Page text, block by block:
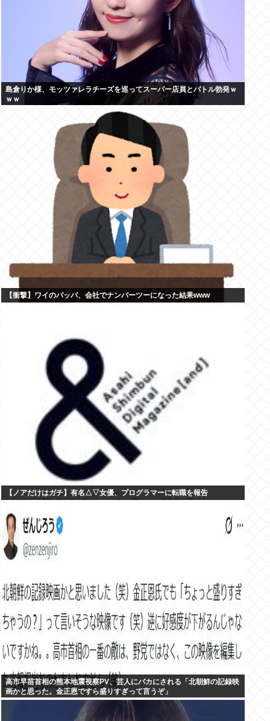
島倉りか様、モッツァレラチーズを巡ってスーパー店員とバトル勃発ｗ
ｗｗ
【衝撃】ワイのパッパ、会社でナンバーツーになった結果www
【ノアだけはガチ】有名△▽女優、プログラマーに転職を報告
高市早苗首相の熊本地震視察PV、芸人にバカにされる「北朝鮮の記録映
画かと思った。金正恩ですら盛りすぎって言うぞ」